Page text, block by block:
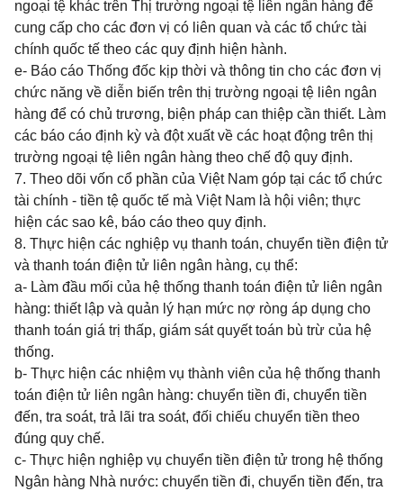
ngoại tệ khác trên Thị trường ngoại tệ liên ngân hàng để
cung cấp cho các đơn vị có liên quan và các tổ chức tài
chính quốc tế theo các quy định hiện hành.
e- Báo cáo Thống đốc kịp thời và thông tin cho các đơn vị
chức năng về diễn biến trên thị trường ngoại tệ liên ngân
hàng để có chủ trương, biện pháp can thiệp cần thiết. Làm
các báo cáo định kỳ và đột xuất về các hoạt động trên thị
trường ngoại tệ liên ngân hàng theo chế độ quy định.
7. Theo dõi vốn cổ phần của Việt Nam góp tại các tổ chức
tài chính - tiền tệ quốc tế mà Việt Nam là hội viên; thực
hiện các sao kê, báo cáo theo quy định.
8. Thực hiện các nghiệp vụ thanh toán, chuyển tiền điện tử
và thanh toán điện tử liên ngân hàng, cụ thể:
a- Làm đầu mối của hệ thống thanh toán điện tử liên ngân
hàng: thiết lập và quản lý hạn mức nợ ròng áp dụng cho
thanh toán giá trị thấp, giám sát quyết toán bù trừ của hệ
thống.
b- Thực hiện các nhiệm vụ thành viên của hệ thống thanh
toán điện tử liên ngân hàng: chuyển tiền đi, chuyển tiền
đến, tra soát, trả lãi tra soát, đối chiếu chuyển tiền theo
đúng quy chế.
c- Thực hiện nghiệp vụ chuyển tiền điện tử trong hệ thống
Ngân hàng Nhà nước: chuyển tiền đi, chuyển tiền đến, tra